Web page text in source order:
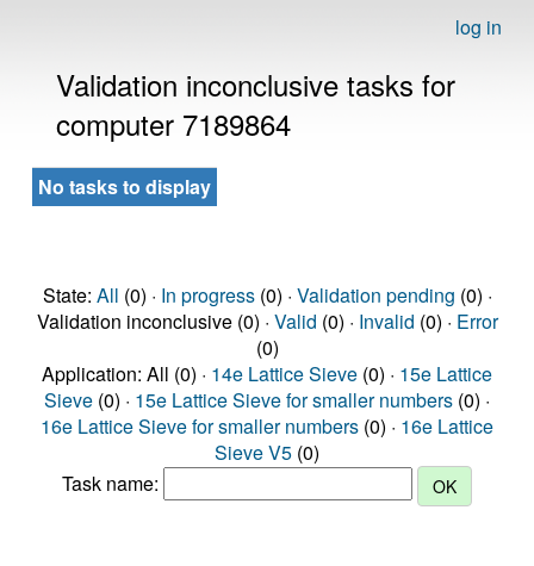
log in
Validation inconclusive tasks for
computer 7189864
No tasks to display
State: All (0) · In progress(0) · Validation pending (0) ·
Validation inconclusive (0) · Valid (0) · Invalid (0) · Error
(0)
Application: All (0) · 14e Lattice Sieve (0) · 15e Lattice
Sieve (0) · 15e Lattice Sieve for smaller numbers (0) ·
16e Lattice Sieve for smaller numbers (0) · 16e Lattice
Sieve V5 (0)
Task name: